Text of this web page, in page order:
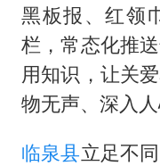
黑板报、红领
栏，常态化推
用知识，让关
物无声、深入人
临泉县立足不